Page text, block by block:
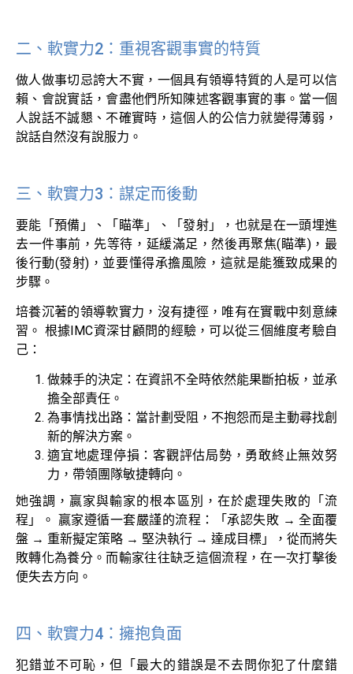
二、軟實力2：重視客觀事實的特質
做人做事切忌誇大不實，一個具有領導特質的人是可以信
賴、會說實話，會盡他們所知陳述客觀事實的事。當一個
人說話不誠懇、不確實時，這個人的公信力就變得薄弱，
說話自然沒有說服力。
三、軟實力3：謀定而後動
要能「預備」、「瞄準」、「發射」，也就是在一頭埋進
去一件事前，先等待，延緩滿足，然後再聚焦(瞄準)，最
後行動(發射)，並要懂得承擔風險，這就是能獲致成果的
步驟。
培養沉著的領導軟實力，沒有捷徑，唯有在實戰中刻意練
習。 根據IMC資深甘顧問的經驗，可以從三個維度考驗自
己：
做棘手的決定：在資訊不全時依然能果斷拍板，並承
擔全部責任。
為事情找出路：當計劃受阻，不抱怨而是主動尋找創
新的解決方案。
適宜地處理停損：客觀評估局勢，勇敢終止無效努
力，帶領團隊敏捷轉向。
她強調，贏家與輸家的根本區別，在於處理失敗的「流
程」。 贏家遵循一套嚴謹的流程：「承認失敗 → 全面覆
盤 → 重新擬定策略 → 堅決執行 → 達成目標」，從而將失
敗轉化為養分。而輸家往往缺乏這個流程，在一次打擊後
便失去方向。
四、軟實力4：擁抱負面
犯錯並不可恥，但「最大的錯誤是不去問你犯了什麼錯